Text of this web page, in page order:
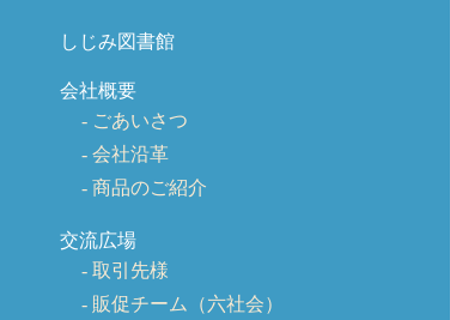
しじみ図書館
会社概要
ごあいさつ
会社沿革
商品のご紹介
交流広場
取引先様
販促チーム（六社会）